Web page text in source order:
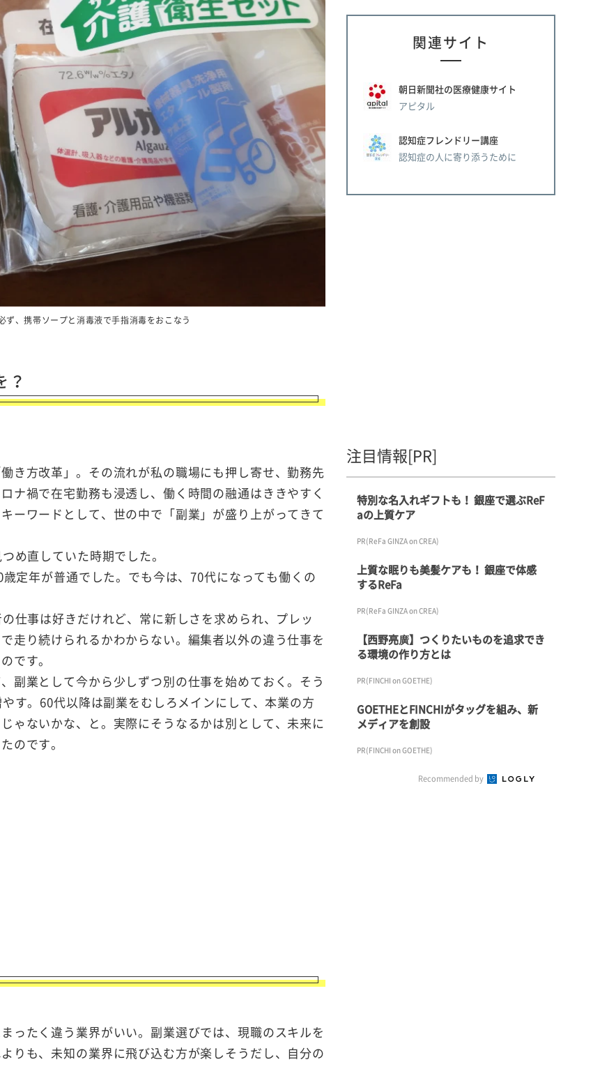
ず、携帯ソープと消毒液で手指消毒をおこなう
？
き方改革」。その流れが私の職場にも押し寄せ、勤務先
ナ禍で在宅勤務も浸透し、働く時間の融通はききやすく
ーワードとして、世の中で「副業」が盛り上がってきて
め直していた時期でした。
定年が普通でした。でも今は、70代になっても働くの
仕事は好きだけれど、常に新しさを求められ、プレッ
走り続けられるかわからない。編集者以外の違う仕事を
です。
副業として今から少しずつ別の仕事を始めておく。そう
す。60代以降は副業をむしろメインにして、本業の方
ゃないかな、と。実際にそうなるかは別として、未来に
のです。
ったく違う業界がいい。副業選びでは、現職のスキルを
りも、未知の業界に飛び込む方が楽しそうだし、自分の
関連サイト
朝日新聞社の医療健康サイト
アピタル
認知症フレンドリー講座
認知症の人に寄り添うために
注目情報[PR]
特別な名入れギフトも！ 銀座で選ぶReF
aの上質ケア
PR(ReFa GINZA on CREA)
上質な眠りも美髪ケアも！ 銀座で体感
するReFa
PR(ReFa GINZA on CREA)
【西野亮廣】つくりたいものを追求でき
る環境の作り方とは
PR(FINCHI on GOETHE)
GOETHEとFINCHIがタッグを組み、新
メディアを創設
PR(FINCHI on GOETHE)
Recommended by